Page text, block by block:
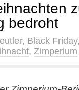
bedroht
, Black Friday
, Zimperium